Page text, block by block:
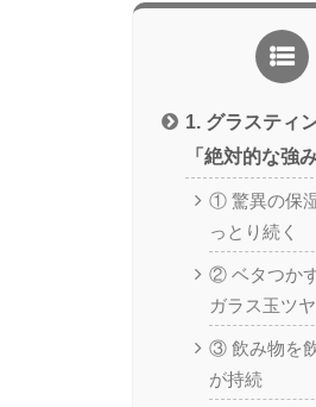
1. グラスティ
「絶対的な強
① 驚異の保
っとり続く
② ベタつか
ガラス玉ツヤ
③ 飲み物を
が持続